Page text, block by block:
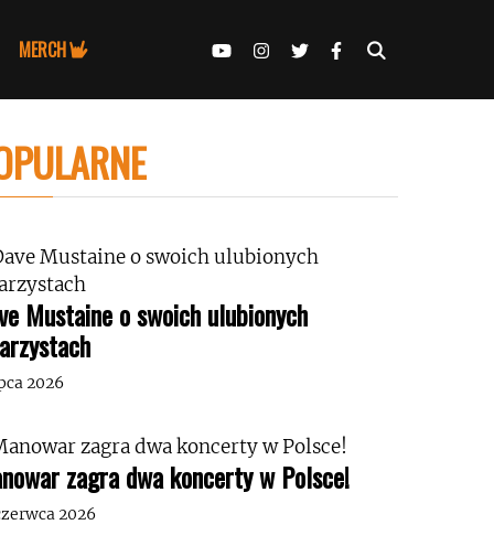
MERCH
Mustaine o swoich ulubionych
2026
zagra dwa koncerty w Polsce!
2026